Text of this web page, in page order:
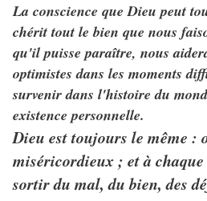
La conscience que Dieu peut
chérit tout le bien que nous
qu'il puisse paraître, nous
optimistes dans les moments
survenir dans l'histoire du
existence personnelle.
Dieu est toujours le même :
miséricordieux ; et à
sortir du mal, du bien, des